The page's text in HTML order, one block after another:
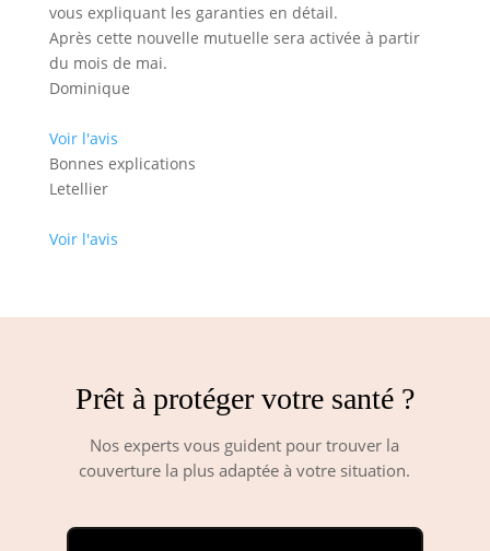
vous expliquant les garanties en détail.
Après cette nouvelle mutuelle sera activée à partir
du mois de mai.
Dominique
Voir l'avis
Bonnes explications
Letellier
Voir l'avis
Prêt à protéger votre santé ?
Nos experts vous guident pour trouver la
couverture la plus adaptée à votre situation.